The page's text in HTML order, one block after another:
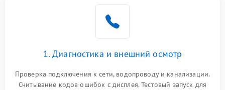
1. Диагностика и внешний осмотр
Проверка подключения к сети, водопроводу и канализации.
Считывание кодов ошибок с дисплея. Тестовый запуск для